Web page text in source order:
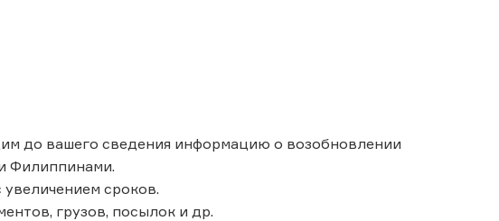
до вашего сведения информацию о возобновлении
Филиппинами.
сроков.
грузов, посылок и др.